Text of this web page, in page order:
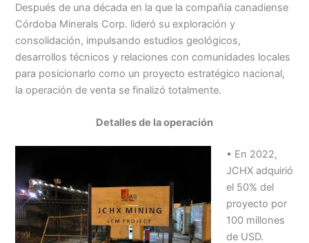
Después de una década en la que la compañía canadiense
Córdoba Minerals Corp. lideró su exploración y
consolidación, impulsando estudios geológicos,
desarrollos técnicos y relaciones con comunidades locales
para posicionarlo como un proyecto estratégico nacional,
la operación de venta se finalizó totalmente.
Detalles de la operación
• En 2022,
JCHX adquirió
el 50% del
proyecto por
100 millones
de USD.